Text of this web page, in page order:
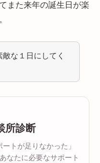
また来年の誕生日が楽
な１日にしてく
所診断
トが足りなかった」
なたに必要なサポート